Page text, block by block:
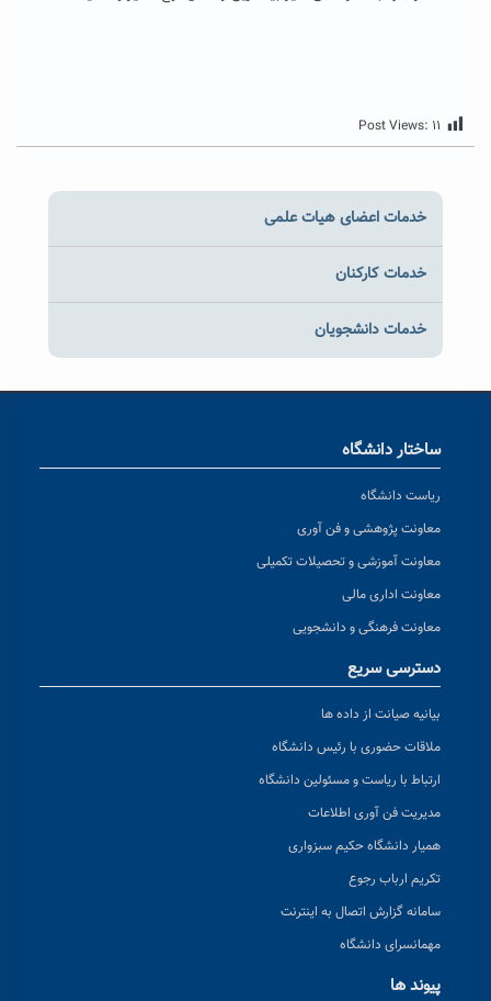
Post Views: ۱۱
خدمات اعضای هیات علمی
خدمات کارکنان
خدمات دانشجویان
ساختار دانشگاه
ریاست دانشگاه
معاونت پژوهشی و فن آوری
معاونت آموزشی و تحصیلات تکمیلی
معاونت اداری مالی
معاونت فرهنگی و دانشجویی
دسترسی سریع
بیانیه صیانت از داده ها
ملاقات حضوری با رئیس دانشگاه
ارتباط با ریاست و مسئولین دانشگاه
مدیریت فن آوری اطلاعات
همیار دانشگاه حکیم سبزواری
تکریم ارباب رجوع
سامانه گزارش اتصال به اینترنت
مهمانسرای دانشگاه
پیوند ها